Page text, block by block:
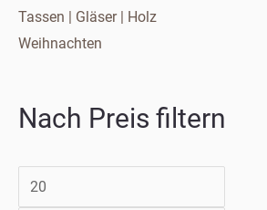
Tassen | Gläser | Holz
Weihnachten
Nach Preis filtern